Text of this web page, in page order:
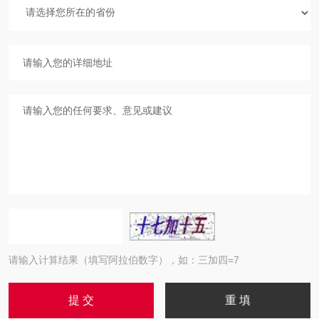
请输入计算结果（填写阿拉伯数字），如：三加四=7